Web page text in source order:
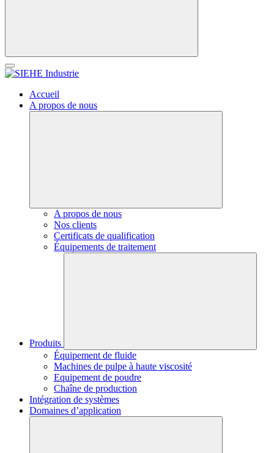
Accueil
A propos de nous
A propos de nous
Nos clients
Certificats de qualification
Équipements de traitement
Produits
Équipement de fluide
Machines de pulpe à haute viscosité
Equipement de poudre
Chaîne de production
Intégration de systèmes
Domaines d’application